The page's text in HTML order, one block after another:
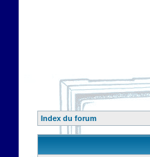
Index du forum